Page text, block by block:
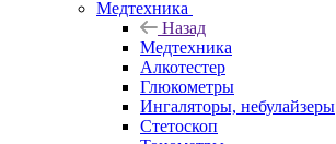
Медтехника
Назад
Медтехника
Алкотестер
Глюкометры
Ингаляторы, небулайзеры
Стетоскоп